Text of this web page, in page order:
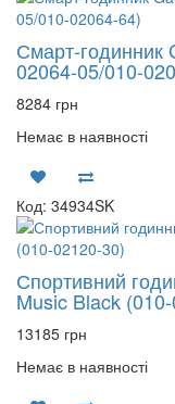
Смарт-годинник
02064-05/010-
8284 грн
Немає в наявності
Код: 34934SK
Спортивний
Music Black
13185 грн
Немає в наявності